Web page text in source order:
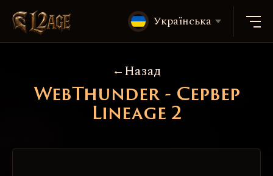
Українська
Назад
WebThunder - Сервер
Lineage 2